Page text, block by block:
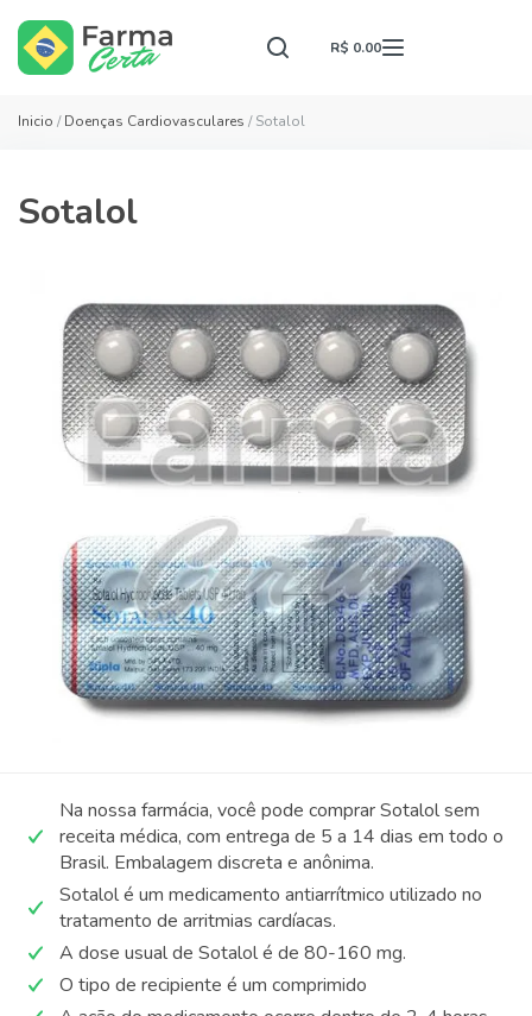
R$ 0.00
Inicio /Doenças Cardiovasculares / Sotalol
Sotalol
Na nossa farmácia, você pode comprar Sotalol sem
receita médica, com entrega de 5 a 14 dias em todo o
Brasil. Embalagem discreta e anônima.
Sotalol é um medicamento antiarrítmico utilizado no
tratamento de arritmias cardíacas.
A dose usual de Sotalol é de 80-160 mg.
O tipo de recipiente é um comprimido